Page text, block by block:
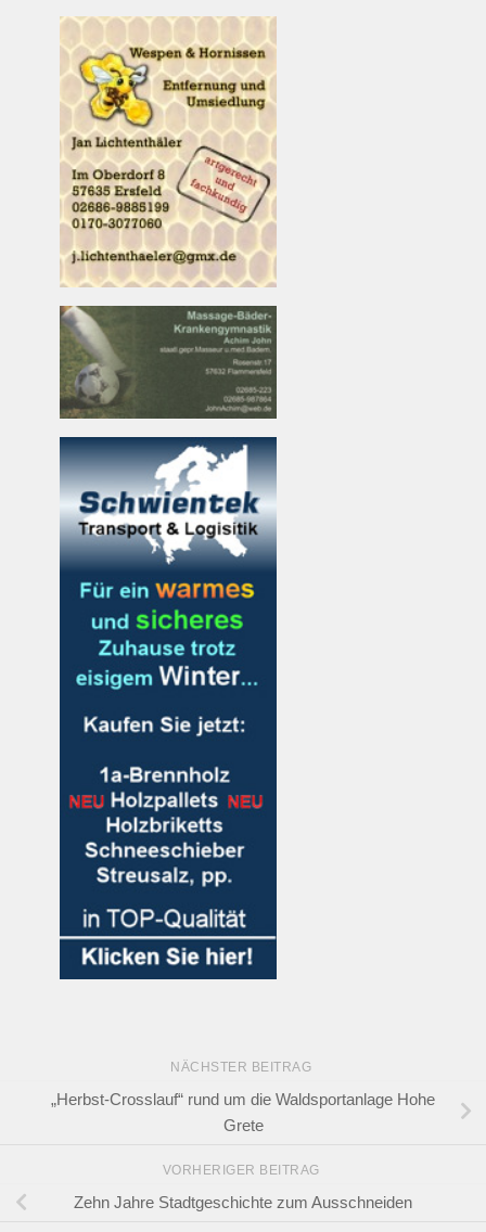
NÄCHSTER BEITRAG
„Herbst-Crosslauf“ rund um die Waldsportanlage Hohe
Grete
VORHERIGER BEITRAG
Zehn Jahre Stadtgeschichte zum Ausschneiden